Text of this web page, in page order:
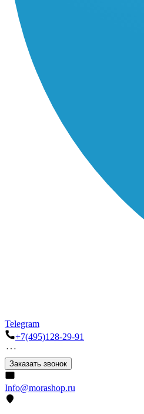
Telegram
+7(495)128-29-91
Заказать звонок
Info@morashop.ru